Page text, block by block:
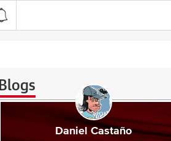
Blogs
Daniel Castaño